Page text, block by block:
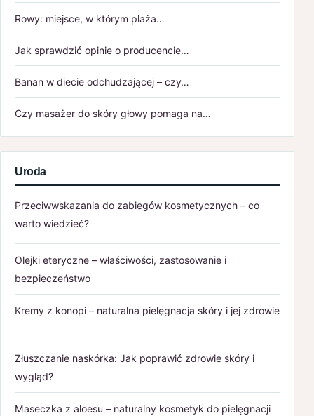
Rowy: miejsce, w którym plaża…
Jak sprawdzić opinie o producencie…
Banan w diecie odchudzającej – czy…
Czy masażer do skóry głowy pomaga na…
Uroda
Przeciwwskazania do zabiegów kosmetycznych – co
warto wiedzieć?
Olejki eteryczne – właściwości, zastosowanie i
bezpieczeństwo
Kremy z konopi – naturalna pielęgnacja skóry i jej zdrowie
Złuszczanie naskórka: Jak poprawić zdrowie skóry i
wygląd?
Maseczka z aloesu – naturalny kosmetyk do pielęgnacji